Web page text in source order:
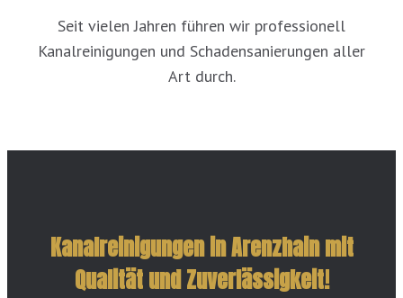
Seit vielen Jahren führen wir professionell
Kanalreinigungen und Schadensanierungen aller
Art durch.
Kanalreinigungen in Arenzhain mit
Qualität und Zuverlässigkeit!